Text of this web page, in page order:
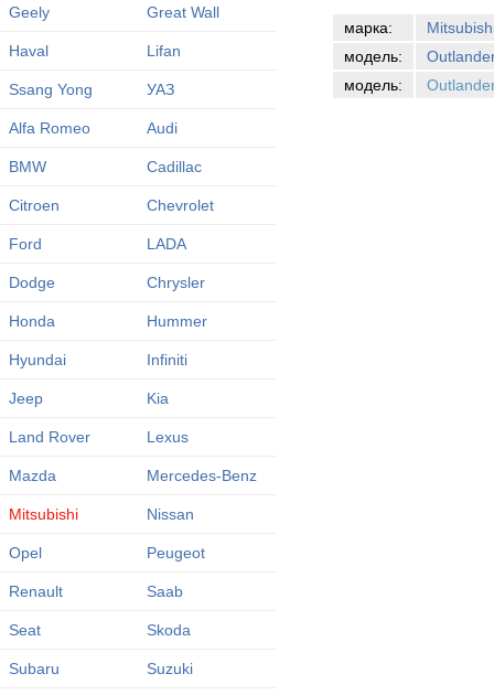
Geely Great Wall
Haval Lifan
Ssang Yong УАЗ
Alfa Romeo Audi
BMW Cadillac
Citroen Chevrolet
Ford LADA
Dodge Chrysler
Honda Hummer
Hyundai Infiniti
Jeep Kia
Land Rover Lexus
Mazda Mercedes-Benz
Mitsubishi Nissan
Opel Peugeot
Renault Saab
Seat Skoda
Subaru Suzuki
марка:
модель:
модель: